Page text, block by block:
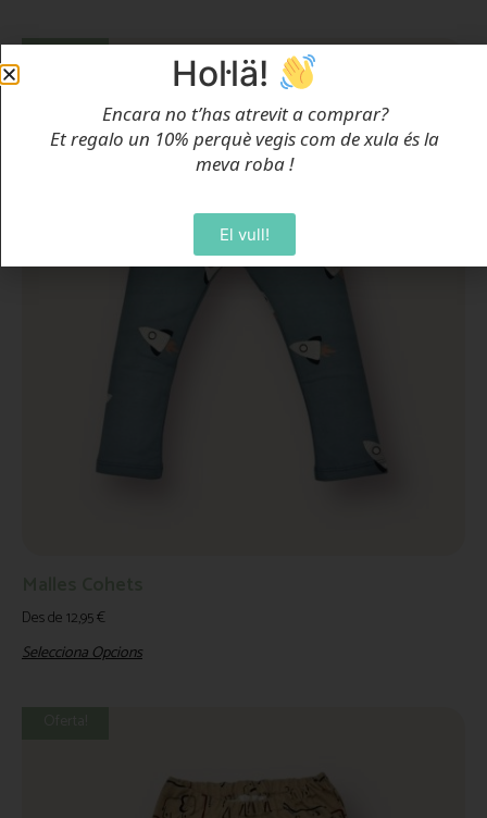
Oferta!
Des de12,95€
Selecciona Opcions
Hol·lä!
Encara no t’has atrevit a comprar?
Et regalo un 10% perquè vegis com de xula és la
meva roba!
El vull!